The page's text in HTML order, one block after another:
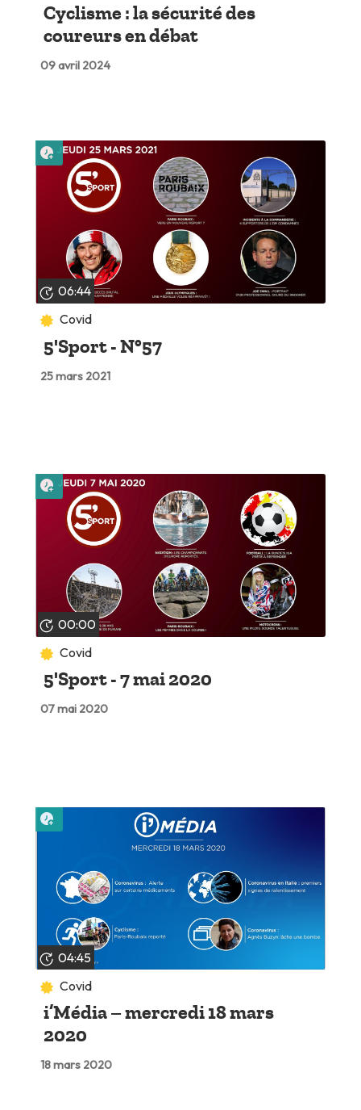
Cyclisme : la sécurité des
coureurs en débat
09 avril 2024
06:44
Covid
5'Sport - N°57
25 mars 2021
Lire plus tard
00:00
Covid
5'Sport - 7 mai 2020
07 mai 2020
Lire plus tard
04:45
Covid
i’Média – mercredi 18 mars
2020
18 mars 2020
Lire plus tard